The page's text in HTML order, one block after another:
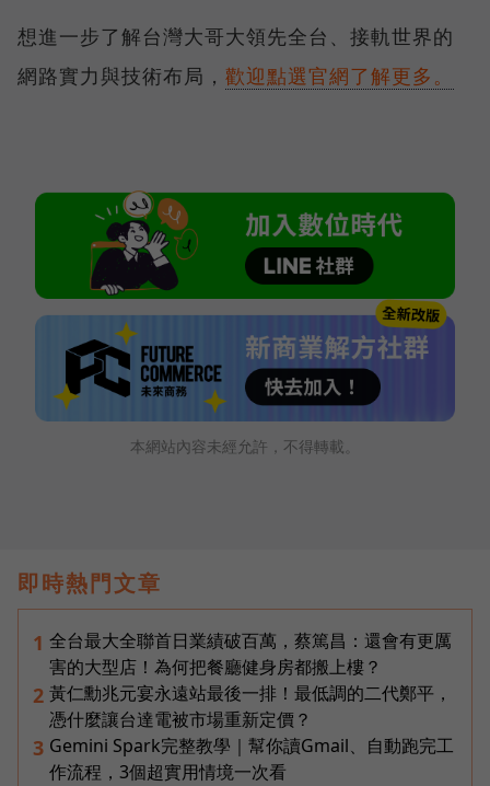
想進一步了解台灣大哥大領先全台、接軌世界的
網路實力與技術布局， 歡迎點選官網了解更多。
本網站內容未經允許，不得轉載。
即時熱門文章
1 全台最大全聯首日業績破百萬，蔡篤昌：還會有更厲
害的大型店！為何把餐廳健身房都搬上樓？
2 黃仁勳兆元宴永遠站最後一排！最低調的二代鄭平，
憑什麼讓台達電被市場重新定價？
3 Gemini Spark完整教學｜幫你讀Gmail、自動跑完工
作流程，3個超實用情境一次看